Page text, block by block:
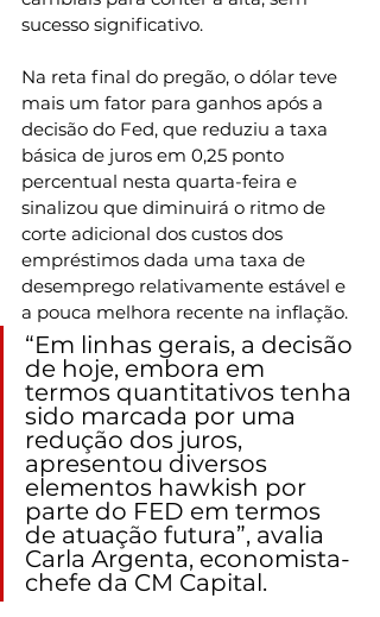
sucesso significativo.
Na reta final do pregão, o dólar teve
mais um fator para ganhos após a
decisão do Fed, que reduziu a taxa
básica de juros em 0,25 ponto
percentual nesta quarta-feira e
sinalizou que diminuirá o ritmo de
corte adicional dos custos dos
empréstimos dada uma taxa de
desemprego relativamente estável e
a pouca melhora recente na inflação.
“Em linhas gerais, a decisão
de hoje, embora em
termos quantitativos tenha
sido marcada por uma
redução dos juros,
apresentou diversos
elementos hawkish por
parte do FED em termos
de atuação futura”, avalia
Carla Argenta, economista-
chefe da CM Capital.